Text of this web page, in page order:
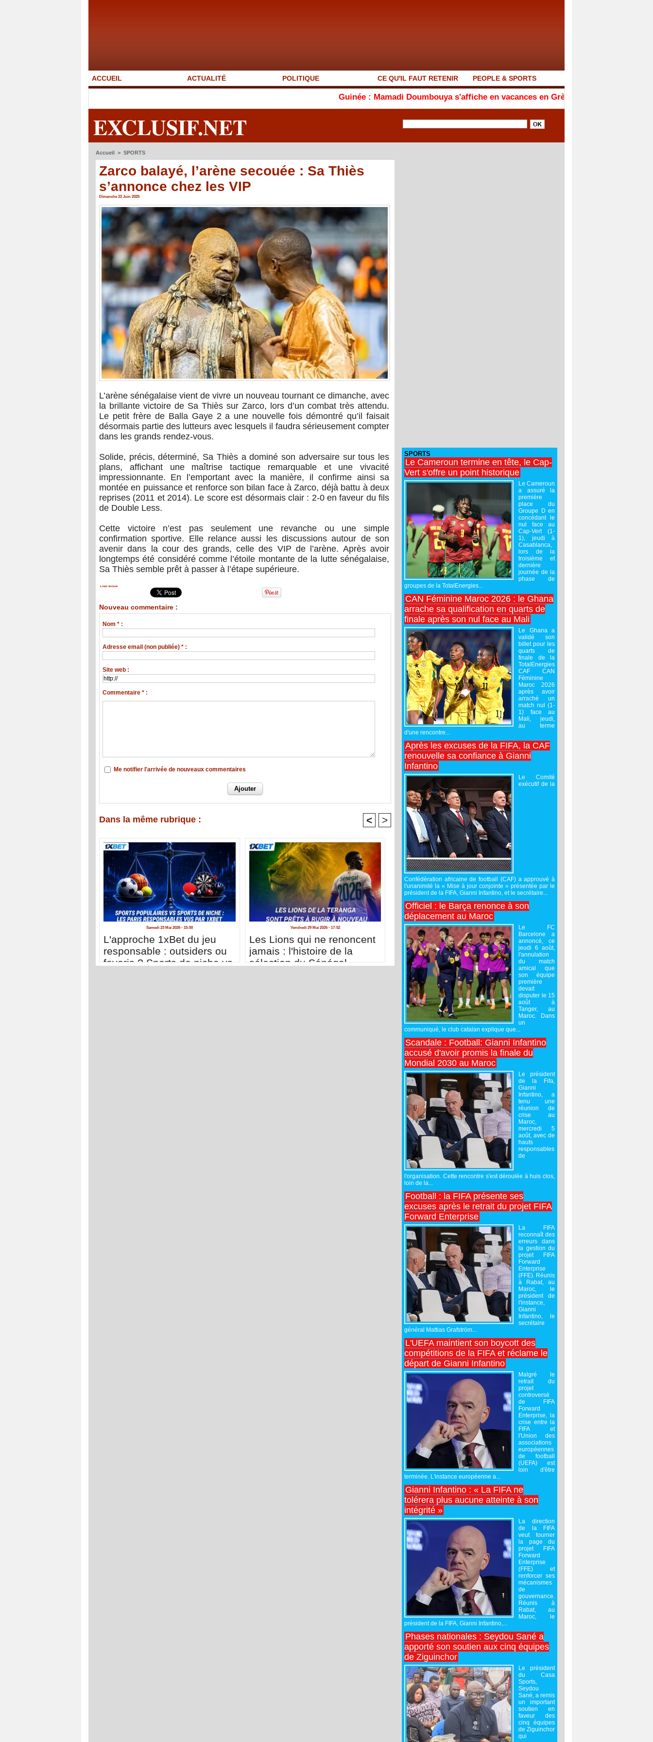
ACCUEIL ACTUALITÉ POLITIQUE CE QU'IL FAUT RETENIR PEOPLE & SPORTS
Guinée : Mamadi Doumbouya s'affiche en vacances en Grèce et balaie les rumeurs sur son
EXCLUSIF.NET
Accueil > SPORTS
Zarco balayé, l’arène secouée : Sa Thiès
s’annonce chez les VIP
Dimanche 22 Juin 2025
L’arène sénégalaise vient de vivre un nouveau tournant ce dimanche, avec
la brillante victoire de Sa Thiès sur Zarco, lors d’un combat très attendu.
Le petit frère de Balla Gaye 2 a une nouvelle fois démontré qu’il faisait
désormais partie des lutteurs avec lesquels il faudra sérieusement compter
dans les grands rendez-vous.
Solide, précis, déterminé, Sa Thiès a dominé son adversaire sur tous les
plans, affichant une maîtrise tactique remarquable et une vivacité
impressionnante. En l’emportant avec la manière, il confirme ainsi sa
montée en puissance et renforce son bilan face à Zarco, déjà battu à deux
reprises (2011 et 2014). Le score est désormais clair : 2-0 en faveur du fils
de Double Less.
Cette victoire n’est pas seulement une revanche ou une simple
confirmation sportive. Elle relance aussi les discussions autour de son
avenir dans la cour des grands, celle des VIP de l’arène. Après avoir
longtemps été considéré comme l’étoile montante de la lutte sénégalaise,
Sa Thiès semble prêt à passer à l’étape supérieure.
Lisez encore
Nouveau commentaire :
Nom * :
Adresse email (non publiée) * :
Site web :
Commentaire * :
Me notifier l'arrivée de nouveaux commentaires
Dans la même rubrique : < >
Samedi 23 Mai 2026 - 15:50
L'approche 1xBet du jeu
responsable : outsiders ou
favoris ? Sports de niche vs
Vendredi 29 Mai 2026 - 17:52
Les Lions qui ne renoncent
jamais : l'histoire de la
sélection du Sénégal
SPORTS
Le Cameroun termine en tête, le Cap-
Vert s'offre un point historique
Le Cameroun
a assuré la
première
place du
Groupe D en
concédant le
nul face au
Cap-Vert (1-
1), jeudi à
Casablanca,
lors de la
troisième et
dernière
journée de la
phase de
groupes de la TotalEnergies...
CAN Féminine Maroc 2026 : le Ghana
arrache sa qualification en quarts de
finale après son nul face au Mali
Le Ghana a
validé son
billet pour les
quarts de
finale de la
TotalEnergies
CAF CAN
Féminine
Maroc 2026
après avoir
arraché un
match nul (1-
1) face au
Mali, jeudi,
au terme
d'une rencontre...
Après les excuses de la FIFA, la CAF
renouvelle sa confiance à Gianni
Infantino
Le Comité
exécutif de la
Confédération africaine de football (CAF) a approuvé à
l'unanimité la « Mise à jour conjointe » présentée par le
président de la FIFA, Gianni Infantino, et le secrétaire...
Officiel : le Barça renonce à son
déplacement au Maroc
Le FC
Barcelone a
annoncé, ce
jeudi 6 août,
l'annulation
du match
amical que
son équipe
première
devait
disputer le 15
août à
Tanger, au
Maroc. Dans
un
communiqué, le club catalan explique que...
Scandale : Football: Gianni Infantino
accusé d'avoir promis la finale du
Mondial 2030 au Maroc
Le président
de la Fifa,
Gianni
Infantino, a
tenu une
réunion de
crise au
Maroc,
mercredi 5
août, avec de
hauts
responsables
de
l'organisation. Cette rencontre s'est déroulée à huis clos,
loin de la...
Football : la FIFA présente ses
excuses après le retrait du projet FIFA
Forward Enterprise
La FIFA
reconnaît des
erreurs dans
la gestion du
projet FIFA
Forward
Enterprise
(FFE). Réunis
à Rabat, au
Maroc, le
président de
l'instance,
Gianni
Infantino, le
secrétaire
général Mattias Grafström...
L'UEFA maintient son boycott des
compétitions de la FIFA et réclame le
départ de Gianni Infantino
Malgré le
retrait du
projet
controversé
de FIFA
Forward
Enterprise, la
crise entre la
FIFA et
l'Union des
associations
européennes
de football
(UEFA) est
loin d'être
terminée. L'instance européenne a...
Gianni Infantino : « La FIFA ne
tolérera plus aucune atteinte à son
intégrité »
La direction
de la FIFA
veut tourner
la page du
projet FIFA
Forward
Enterprise
(FFE) et
renforcer ses
mécanismes
de
gouvernance.
Réunis à
Rabat, au
Maroc, le
président de la FIFA, Gianni Infantino,...
Phases nationales : Seydou Sané a
apporté son soutien aux cinq équipes
de Ziguinchor
Le président
du Casa
Sports,
Seydou
Sané, a remis
un important
soutien en
faveur des
cinq équipes
de Ziguinchor
qui